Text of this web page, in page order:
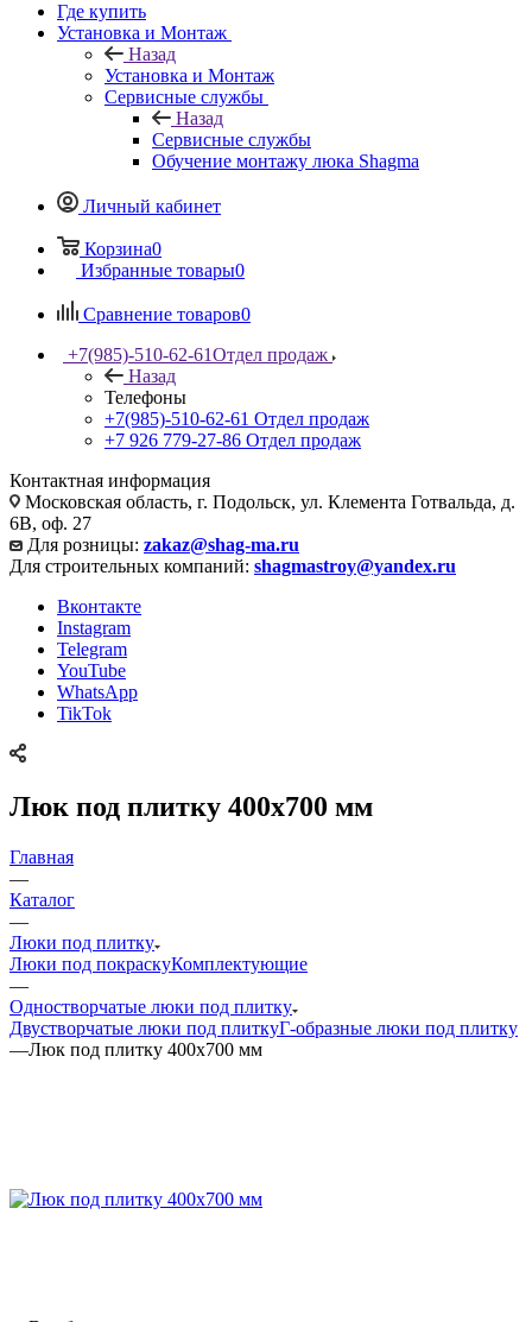
Где купить
Установка и Монтаж
Назад
Установка и Монтаж
Сервисные службы
Назад
Сервисные службы
Обучение монтажу люка Shagma
Личный кабинет
Корзина0
Избранные товары0
Сравнение товаров0
+7(985)-510-62-61Отдел продаж
Назад
Телефоны
+7(985)-510-62-61 Отдел продаж
‪+7 926 779-27-86‬ Отдел продаж
Контактная информация
Московская область, г. Подольск, ул. Клемента Готвальда, д.
6В, оф. 27
Для розницы: zakaz@shag-ma.ru
Для строительных компаний: shagmastroy@yandex.ru
Вконтакте
Instagram
Telegram
YouTube
WhatsApp
TikTok
Люк под плитку 400х700 мм
Главная
—
Каталог
—
Люки под плитку
Люки под покраскуКомплектующие
—
Одностворчатые люки под плитку
Двустворчатые люки под плиткуГ-образные люки под плитку
—Люк под плитку 400х700 мм